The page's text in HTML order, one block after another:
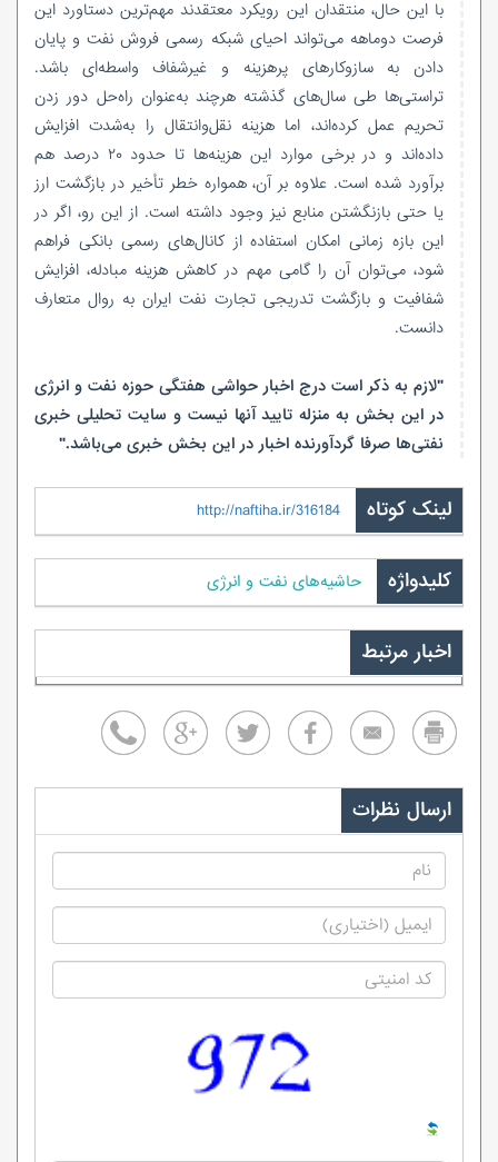
با این حال، منتقدان این رویکرد معتقدند مهم‌ترین دستاورد این
فرصت دوماهه می‌تواند احیای شبکه رسمی فروش نفت و پایان
دادن به سازوکارهای پرهزینه و غیرشفاف واسطه‌ای باشد.
تراستی‌ها طی سال‌های گذشته هرچند به‌عنوان راه‌حل دور زدن
تحریم عمل کرده‌اند، اما هزینه نقل‌وانتقال را به‌شدت افزایش
داده‌اند و در برخی موارد این هزینه‌ها تا حدود ۲۰ درصد هم
برآورد شده است. علاوه بر آن، همواره خطر تأخیر در بازگشت ارز
یا حتی بازنگشتن منابع نیز وجود داشته است. از این رو، اگر در
این بازه زمانی امکان استفاده از کانال‌های رسمی بانکی فراهم
شود، می‌توان آن را گامی مهم در کاهش هزینه مبادله، افزایش
شفافیت و بازگشت تدریجی تجارت نفت ایران به روال متعارف
دانست.
"لازم به ذکر است درج اخبار حواشی هفتگی حوزه نفت و انرژی
در این بخش به منزله تایید آنها نیست و سایت تحلیلی خبری
نفتی‌ها صرفا گردآورنده اخبار در این بخش خبری می‌باشد."
لینک کوتاه http://naftiha.ir/316184
کلیدواژه حاشیه‌های نفت و انرژی
اخبار مرتبط
ارسال نظرات